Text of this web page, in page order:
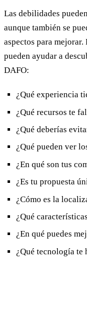
Las debilidades
aunque también se
aspectos para mejorar.
pueden ayudar a
DAFO:
¿Qué experiencia
¿Qué recursos te
¿Qué deberías
¿Qué pueden ver
¿En qué son tus
¿Es tu propuesta
¿Cómo es la
¿Qué
¿En qué puedes
¿Qué tecnología te